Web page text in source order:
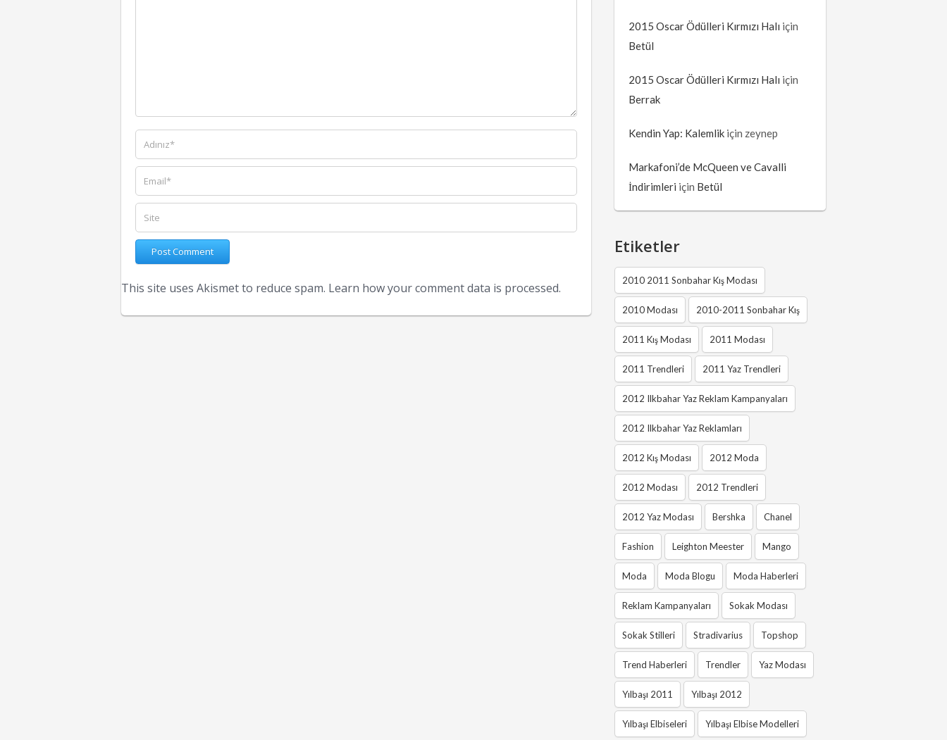
This site uses Akismet to reduce spam. Learn how your comment data is processed.
2015 Oscar Ödülleri Kırmızı Halı için
Betül
2015 Oscar Ödülleri Kırmızı Halı için
Berrak
Kendin Yap: Kalemlik için zeynep
Markafoni’de McQueen ve Cavalli
İndirimleri için Betül
Etiketler
2010 2011 Sonbahar Kış Modası
2010 Modası 2010-2011 Sonbahar Kış
2011 Kış Modası 2011 Modası
2011 Trendleri 2011 Yaz Trendleri
2012 Ilkbahar Yaz Reklam Kampanyaları
2012 Ilkbahar Yaz Reklamları
2012 Kış Modası 2012 Moda
2012 Modası 2012 Trendleri
2012 Yaz Modası Bershka Chanel
Fashion Leighton Meester Mango
Moda Moda Blogu Moda Haberleri
Reklam Kampanyaları Sokak Modası
Sokak Stilleri Stradivarius Topshop
Trend Haberleri Trendler Yaz Modası
Yılbaşı 2011 Yılbaşı 2012
Yılbaşı Elbiseleri Yılbaşı Elbise Modelleri